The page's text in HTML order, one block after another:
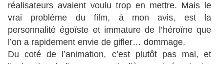
réalisateurs avaient voulu trop en mettre. Mais le
vrai problème du film, à mon avis, est la
personnalité égoïste et immature de l’héroïne que
l’on a rapidement envie de gifler… dommage.
Du coté de l’animation, c’est plutôt pas mal, et